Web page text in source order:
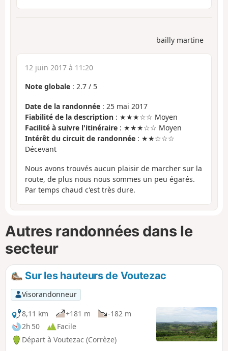
bailly martine
12 juin 2017 à 11:20
Note globale : 2.7 / 5
Date de la randonnée : 25 mai 2017
Fiabilité de la description : ★★★☆☆ Moyen
Facilité à suivre l'itinéraire : ★★★☆☆ Moyen
Intérêt du circuit de randonnée : ★★☆☆☆
Décevant
Nous avons trouvés aucun plaisir de marcher sur la
route, de plus nous nous sommes un peu égarés.
Par temps chaud c'est très dure.
Autres randonnées dans le
secteur
Sur les hauteurs de Voutezac
Visorandonneur
8,11 km
+181 m
-182 m
2h 50
Facile
Départ à Voutezac (Corrèze)